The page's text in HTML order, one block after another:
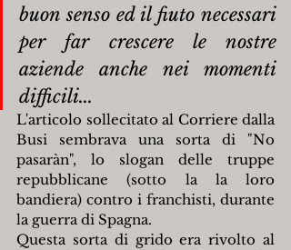
buon senso ed il fiuto necessari
per far crescere le nostre
aziende anche nei momenti
difficili...
L'articolo sollecitato al Corriere dalla
Busi sembrava una sorta di "No
pasaràn", lo slogan delle truppe
repubblicane (sotto la la loro
bandiera) contro i franchisti, durante
la guerra di Spagna.
Questa sorta di grido era rivolto al